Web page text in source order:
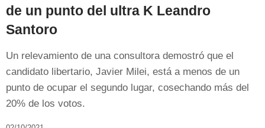
de un punto del ultra K Leandro
Santoro
Un relevamiento de una consultora demostró que el
candidato libertario, Javier Milei, está a menos de un
punto de ocupar el segundo lugar, cosechando más del
20% de los votos.